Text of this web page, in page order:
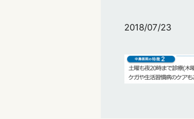
2018/07/23